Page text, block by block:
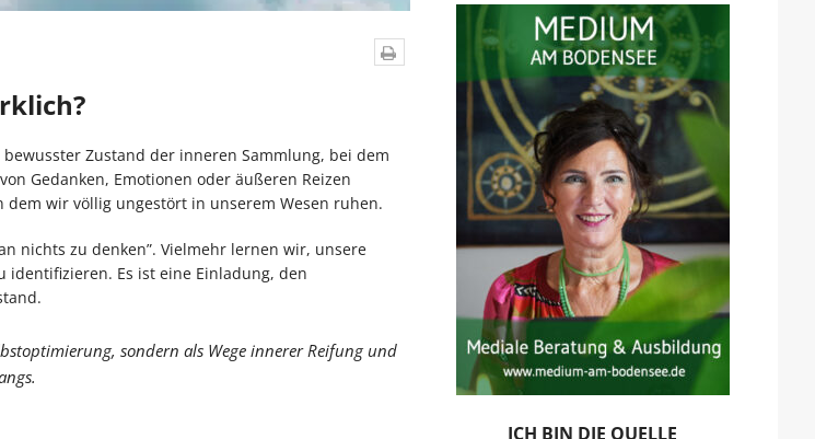
Zustand der inneren Sammlung, bei dem
Gedanken, Emotionen oder äußeren Reizen
wir völlig ungestört in unserem Wesen ruhen.
nichts zu denken”. Vielmehr lernen wir, unsere
Es ist eine Einladung, den
sondern als Wege innerer Reifung und
ICH BIN DIE QUELLE